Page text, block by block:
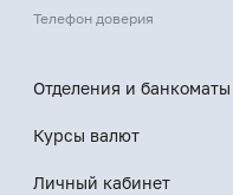
Телефон доверия
Отделения и банкоматы
Курсы валют
Личный кабинет